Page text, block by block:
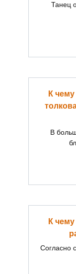
Танец
К
В
К
Согласно